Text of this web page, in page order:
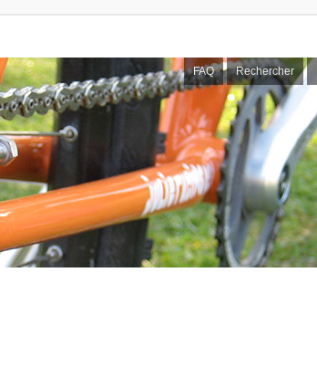
FAQ Rechercher